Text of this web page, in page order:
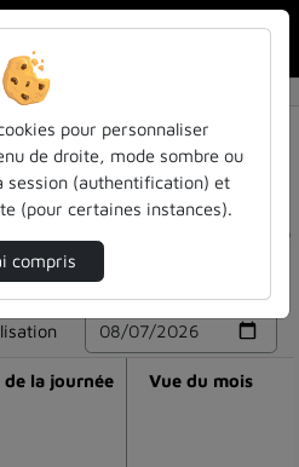
de la vidéo
responsable : portrait de
de la journée Vue du mois
pour personnaliser
de droite, mode sombre ou
session (authentification) et
(pour certaines instances).
compris